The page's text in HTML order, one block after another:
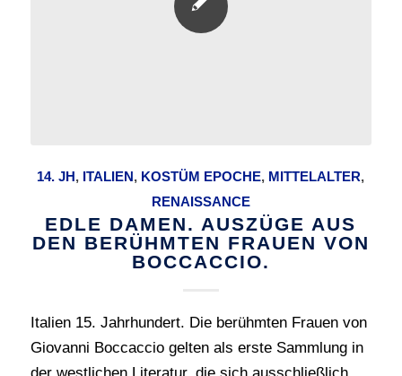
14. JH, ITALIEN, KOSTÜM EPOCHE, MITTELALTER,
RENAISSANCE
EDLE DAMEN. AUSZÜGE AUS
DEN BERÜHMTEN FRAUEN VON
BOCCACCIO.
Italien 15. Jahrhundert. Die berühmten Frauen von
Giovanni Boccaccio gelten als erste Sammlung in